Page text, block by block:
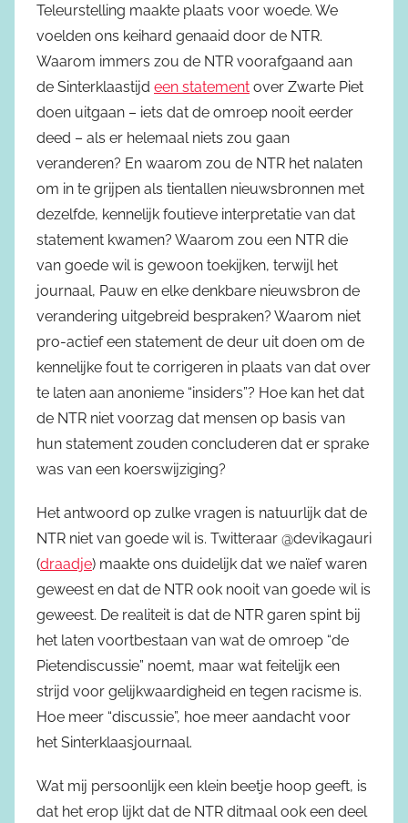
Teleurstelling maakte plaats voor woede. We
voelden ons keihard genaaid door de NTR.
Waarom immers zou de NTR voorafgaand aan
de Sinterklaastijd een statement over Zwarte Piet
doen uitgaan – iets dat de omroep nooit eerder
deed – als er helemaal niets zou gaan
veranderen? En waarom zou de NTR het nalaten
om in te grijpen als tientallen nieuwsbronnen met
dezelfde, kennelijk foutieve interpretatie van dat
statement kwamen? Waarom zou een NTR die
van goede wil is gewoon toekijken, terwijl het
journaal, Pauw en elke denkbare nieuwsbron de
verandering uitgebreid bespraken? Waarom niet
pro-actief een statement de deur uit doen om de
kennelijke fout te corrigeren in plaats van dat over
te laten aan anonieme “insiders”? Hoe kan het dat
de NTR niet voorzag dat mensen op basis van
hun statement zouden concluderen dat er sprake
was van een koerswijziging?
Het antwoord op zulke vragen is natuurlijk dat de
NTR niet van goede wil is. Twitteraar @devikagauri
(draadje) maakte ons duidelijk dat we naïef waren
geweest en dat de NTR ook nooit van goede wil is
geweest. De realiteit is dat de NTR garen spint bij
het laten voortbestaan van wat de omroep “de
Pietendiscussie” noemt, maar wat feitelijk een
strijd voor gelijkwaardigheid en tegen racisme is.
Hoe meer “discussie”, hoe meer aandacht voor
het Sinterklaasjournaal.
Wat mij persoonlijk een klein beetje hoop geeft, is
dat het erop lijkt dat de NTR ditmaal ook een deel